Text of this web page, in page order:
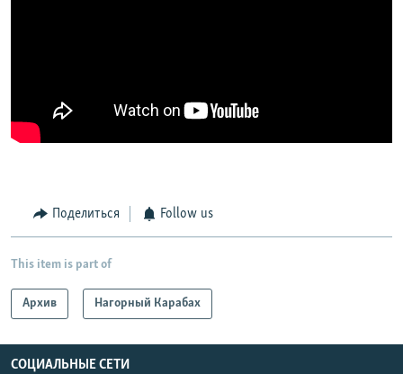
Поделиться Follow us
This item is part of
Архив Нагорный Карабах
СОЦИАЛЬНЫЕ СЕТИ